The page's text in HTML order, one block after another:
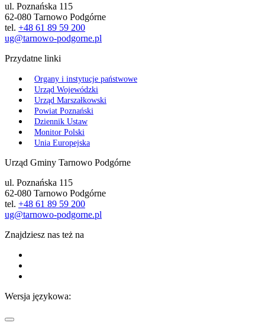
ul. Poznańska 115
62-080 Tarnowo Podgórne
tel. +48 61 89 59 200
ug@tarnowo-podgorne.pl
Przydatne linki
Organy i instytucje państwowe
Urząd Wojewódzki
Urząd Marszałkowski
Powiat Poznański
Dziennik Ustaw
Monitor Polski
Unia Europejska
Urząd Gminy Tarnowo Podgórne
ul. Poznańska 115
62-080 Tarnowo Podgórne
tel. +48 61 89 59 200
ug@tarnowo-podgorne.pl
Znajdziesz nas też na
Wersja językowa: